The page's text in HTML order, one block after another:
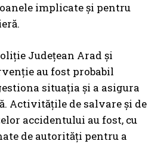
implicate și pentru
Județean Arad și
au fost probabil
situația și a asigura
Activitățile de salvare și de
accidentului au fost, cu
de autorități pentru a